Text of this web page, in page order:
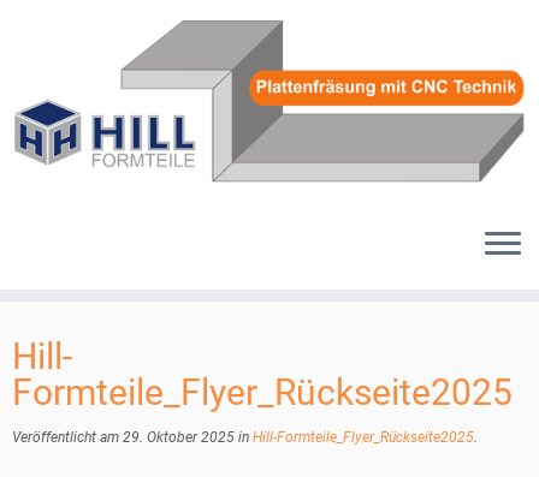
Inhalt
springen
Hill-
Formteile_Flyer_Rückseite2025
Veröffentlicht am 29. Oktober 2025 in Hill-Formteile_Flyer_Rückseite2025